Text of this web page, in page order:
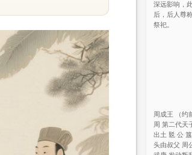
深远影响，
后，后人尊
祭祀。
周成王 （约
周 第二代天
出土 覐 公
头由叔父 周